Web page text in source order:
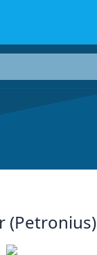
(Petronius)